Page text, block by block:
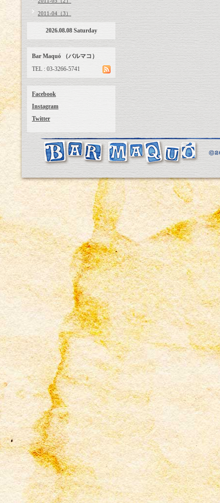
2011-04（3）
2026.08.08 Saturday
Bar Maquó （バルマコ）
TEL : 03-3266-5741
Facebook
Instagram
Twitter